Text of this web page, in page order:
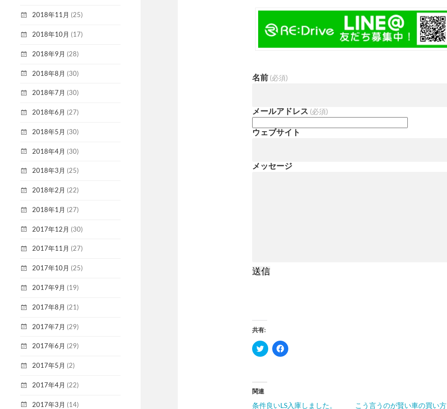
2018年11月 (25)
2018年10月 (17)
2018年9月 (28)
2018年8月 (30)
2018年7月 (30)
2018年6月 (27)
2018年5月 (30)
2018年4月 (30)
2018年3月 (25)
2018年2月 (22)
2018年1月 (27)
2017年12月 (30)
2017年11月 (27)
2017年10月 (25)
2017年9月 (19)
2017年8月 (21)
2017年7月 (29)
2017年6月 (29)
2017年5月 (2)
2017年4月 (22)
2017年3月 (14)
名前 (必須)
メールアドレス (必須)
ウェブサイト
メッセージ
送信
共有:
ク
リ
て
有
Facebook
で
リ
関連
条件良いLS入庫しました。 こう言うのが賢い車の買い方